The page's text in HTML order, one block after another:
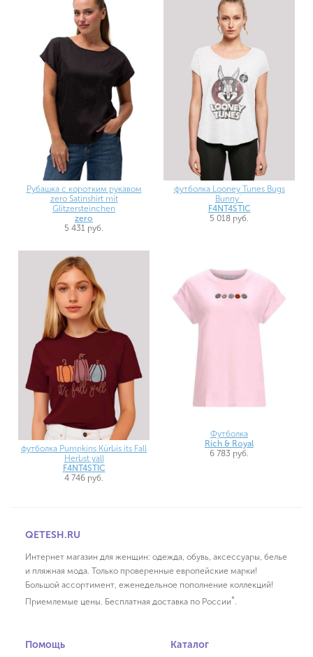
Рубашка с коротким рукавом
zero Satinshirt mit
Glitzersteinchen
zero
5 431 руб.
футболка Looney Tunes Bugs
Bunny`
F4NT4STIC
5 018 руб.
футболка Pumpkins Kürbis its Fall
Herbst yall
F4NT4STIC
4 746 руб.
Футболка
Rich & Royal
6 783 руб.
QETESH.RU
Интернет магазин для женщин: одежда, обувь, аксессуары, белье
и пляжная мода. Только проверенные европейские марки!
Большой ассортимент, еженедельное пополнение коллекций!
Приемлемые цены. Бесплатная доставка по России*
Помощь Каталог